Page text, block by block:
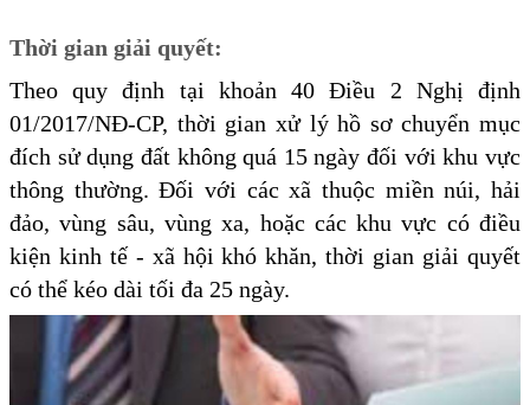
Thời gian giải quyết:
Theo quy định tại khoản 40 Điều 2 Nghị định
01/2017/NĐ-CP, thời gian xử lý hồ sơ chuyển mục
đích sử dụng đất không quá 15 ngày đối với khu vực
thông thường. Đối với các xã thuộc miền núi, hải
đảo, vùng sâu, vùng xa, hoặc các khu vực có điều
kiện kinh tế - xã hội khó khăn, thời gian giải quyết
có thể kéo dài tối đa 25 ngày.